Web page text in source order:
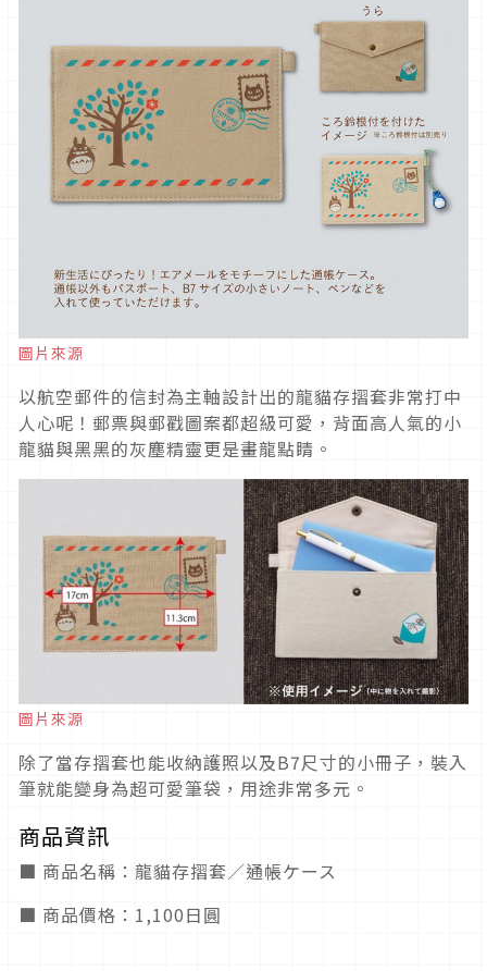
圖片來源
以航空郵件的信封為主軸設計出的龍貓存摺套非常打中
人心呢！郵票與郵戳圖案都超級可愛，背面高人氣的小
龍貓與黑黑的灰塵精靈更是畫龍點睛。
圖片來源
除了當存摺套也能收納護照以及B7尺寸的小冊子，裝入
筆就能變身為超可愛筆袋，用途非常多元。
商品資訊
■ 商品名稱：龍貓存摺套／通帳ケース
■ 商品價格：1,100日圓